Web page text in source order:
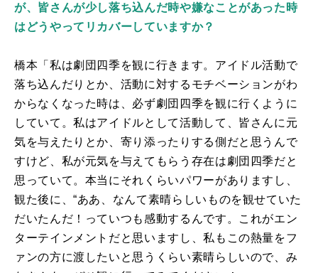
が、皆さんが少し落ち込んだ時や嫌なことがあった時
はどうやってリカバーしていますか？
橋本「私は劇団四季を観に行きます。アイドル活動で
落ち込んだりとか、活動に対するモチベーションがわ
からなくなった時は、必ず劇団四季を観に行くように
していて。私はアイドルとして活動して、皆さんに元
気を与えたりとか、寄り添ったりする側だと思うんで
すけど、私が元気を与えてもらう存在は劇団四季だと
思っていて。本当にそれくらいパワーがありますし、
観た後に、“ああ、なんて素晴らしいものを観せていた
だいたんだ！っていつも感動するんです。これがエン
ターテインメントだと思いますし、私もこの熱量をフ
ァンの方に渡したいと思うくらい素晴らしいので、み